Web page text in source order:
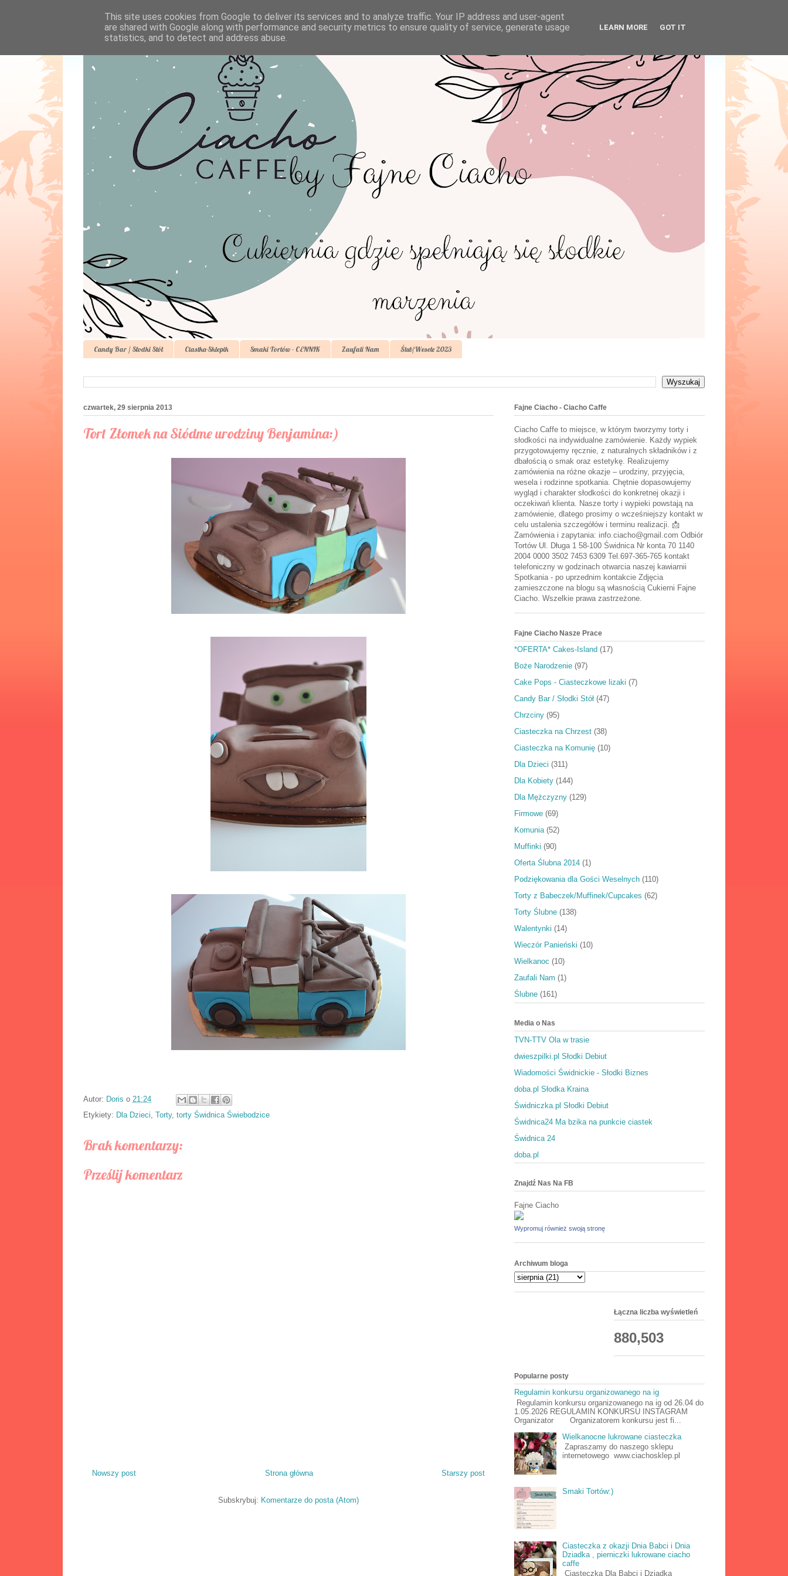
Candy Bar / Słodki Stół Ciastka-Sklepik Smaki Tortów - CENNIK Zaufali Nam Ślub/Wesele 2023
czwartek, 29 sierpnia 2013
Tort Złomek na Siódme urodziny Benjamina:)
Autor: Doris o 21:24
Etykiety: Dla Dzieci, Torty, torty Świdnica Świebodzice
Brak komentarzy:
Prześlij komentarz
Nowszy post Starszy post
Strona główna
Subskrybuj: Komentarze do posta (Atom)
Fajne Ciacho - Ciacho Caffe
Ciacho Caffe to miejsce, w którym tworzymy torty i
słodkości na indywidualne zamówienie. Każdy wypiek
przygotowujemy ręcznie, z naturalnych składników i z
dbałością o smak oraz estetykę. Realizujemy
zamówienia na różne okazje – urodziny, przyjęcia,
wesela i rodzinne spotkania. Chętnie dopasowujemy
wygląd i charakter słodkości do konkretnej okazji i
oczekiwań klienta. Nasze torty i wypieki powstają na
zamówienie, dlatego prosimy o wcześniejszy kontakt w
celu ustalenia szczegółów i terminu realizacji. 📩
Zamówienia i zapytania: info.ciacho@gmail.com Odbiór
Tortów Ul. Długa 1 58-100 Świdnica Nr konta 70 1140
2004 0000 3502 7453 6309 Tel.697-365-765 kontakt
telefoniczny w godzinach otwarcia naszej kawiarnii
Spotkania - po uprzednim kontakcie Zdjęcia
zamieszczone na blogu są własnością Cukierni Fajne
Ciacho. Wszelkie prawa zastrzeżone.
Fajne Ciacho Nasze Prace
*OFERTA* Cakes-Island (17)
Boże Narodzenie (97)
Cake Pops - Ciasteczkowe lizaki (7)
Candy Bar / Słodki Stół (47)
Chrzciny (95)
Ciasteczka na Chrzest (38)
Ciasteczka na Komunię (10)
Dla Dzieci (311)
Dla Kobiety (144)
Dla Mężczyzny (129)
Firmowe (69)
Komunia (52)
Muffinki (90)
Oferta Ślubna 2014 (1)
Podziękowania dla Gości Weselnych (110)
Torty z Babeczek/Muffinek/Cupcakes (62)
Torty Ślubne (138)
Walentynki (14)
Wieczór Panieński (10)
Wielkanoc (10)
Zaufali Nam (1)
Ślubne (161)
Media o Nas
TVN-TTV Ola w trasie
dwieszpilki.pl Słodki Debiut
Wiadomości Świdnickie - Słodki Biznes
doba.pl Słodka Kraina
Świdniczka.pl Słodki Debiut
Świdnica24 Ma bzika na punkcie ciastek
Świdnica 24
doba.pl
Znajdź Nas Na FB
Fajne Ciacho
Wypromuj również swoją stronę
Archiwum bloga
Łączna liczba wyświetleń
880,503
Popularne posty
Regulamin konkursu organizowanego na ig
Regulamin konkursu organizowanego na ig od 26.04 do
1.05.2026 REGULAMIN KONKURSU INSTAGRAM
Organizator Organizatorem konkursu jest fi...
Wielkanocne lukrowane ciasteczka
Zapraszamy do naszego sklepu
internetowego www.ciachosklep.pl
Smaki Tortów:)
Ciasteczka z okazji Dnia Babci i Dnia
Dziadka , pierniczki lukrowane ciacho
caffe
Ciasteczka Dla Babci i Dziadka
This site uses cookies from Google to deliver its services and to analyze traffic. Your IP address and user-agent
are shared with Google along with performance and security metrics to ensure quality of service, generate usage
statistics, and to detect and address abuse.
LEARN MORE GOT IT